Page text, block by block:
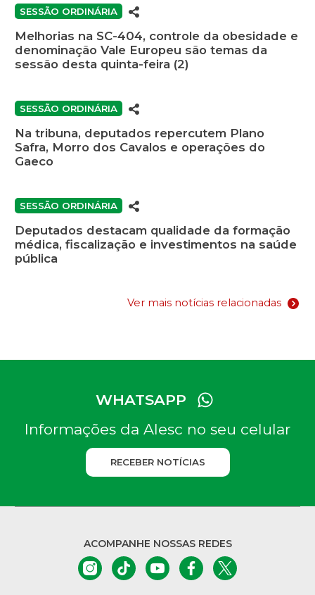
SESSÃO ORDINÁRIA
Melhorias na SC-404, controle da obesidade e
denominação Vale Europeu são temas da
sessão desta quinta-feira (2)
SESSÃO ORDINÁRIA
Na tribuna, deputados repercutem Plano
Safra, Morro dos Cavalos e operações do
Gaeco
SESSÃO ORDINÁRIA
Deputados destacam qualidade da formação
médica, fiscalização e investimentos na saúde
pública
Ver mais notícias relacionadas
WHATSAPP
Informações da Alesc no seu celular
RECEBER NOTÍCIAS
ACOMPANHE NOSSAS REDES